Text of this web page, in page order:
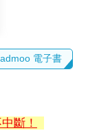
電子書
斷！